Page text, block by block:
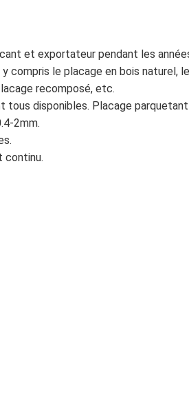
et exportateur pendant les
compris le placage en bois naturel,
recomposé, etc.
disponibles. Placage
2mm.
continu.